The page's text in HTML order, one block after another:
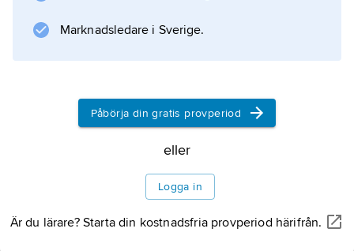
som på skivan
Timeless Tales
Marknadsledare i Sverige.
Påbörja din gratis provperiod
eller
Logga in
Är du lärare? Starta din kostnadsfria provperiod härifrån.